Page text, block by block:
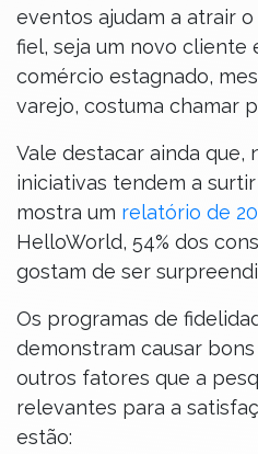
eventos ajudam a atrair
fiel, seja um novo cliente
comércio estagnado,
varejo, costuma chamar
Vale destacar ainda que,
iniciativas tendem a
mostra um relatório de
HelloWorld, 54% dos
gostam de ser
Os programas de
demonstram causar
outros fatores que a
relevantes para a
estão: